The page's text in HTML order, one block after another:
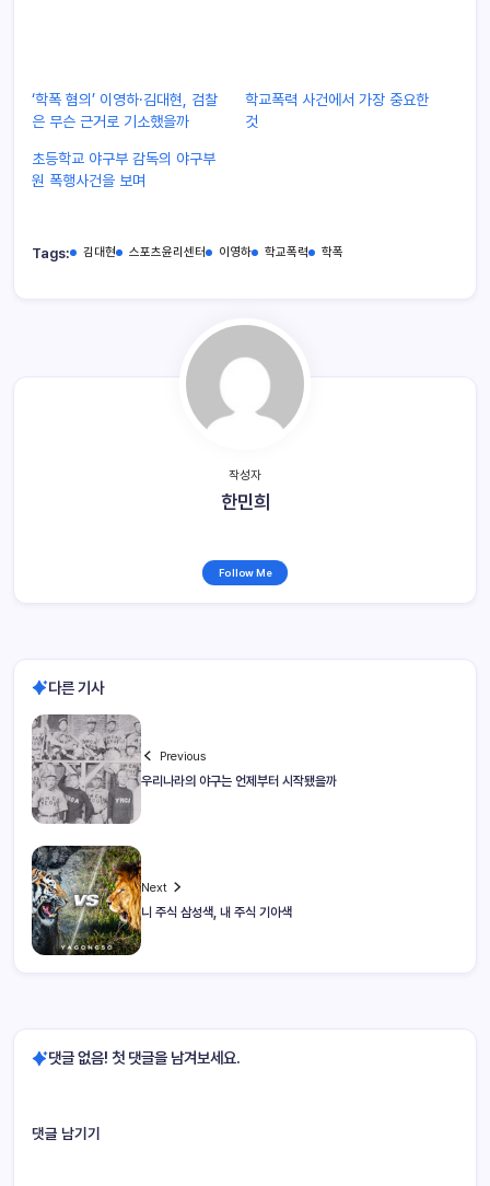
‘학폭 혐의’ 이영하·김대현, 검찰
은 무슨 근거로 기소했을까
학교폭력 사건에서 가장 중요한
것
초등학교 야구부 감독의 야구부
원 폭행사건을 보며
Tags: 김대현 스포츠윤리센터 이영하 학교폭력 학폭
작성자
한민희
Follow Me
다른 기사
Previous
우리나라의 야구는 언제부터 시작됐을까
Next
니 주식 삼성색, 내 주식 기아색
댓글 없음! 첫 댓글을 남겨보세요.
댓글 남기기